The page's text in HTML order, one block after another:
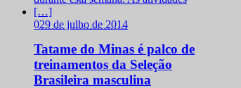
029 de julho de 2014
Tatame do Minas é palco de
treinamentos da Seleção
Brasileira masculina